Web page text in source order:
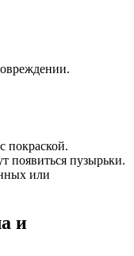
покраской.
появиться пузырьки.
или
и